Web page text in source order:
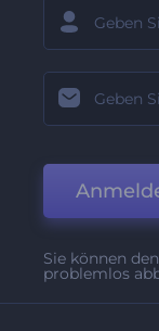
Sie können
problemlos